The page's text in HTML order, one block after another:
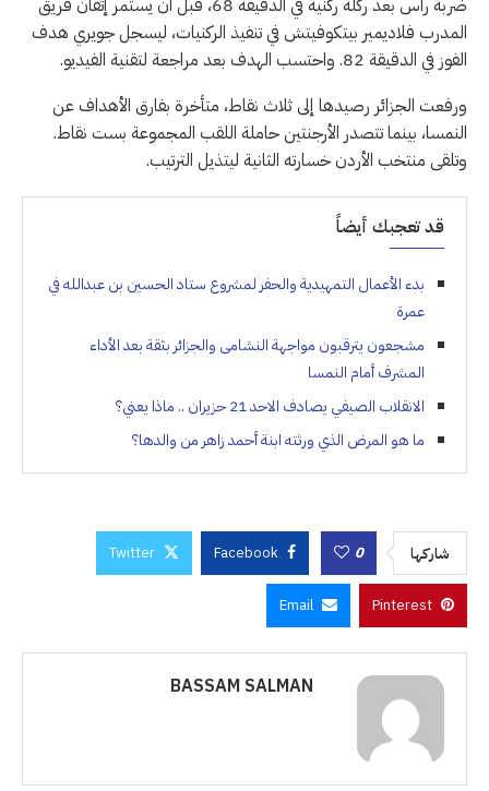
ضربة ⁠رأس بعد ركلة ركنية في الدقيقة 68، قبل أن يستمر إتقان فريق
المدرب ⁠فلاديمير بيتكوفيتش في تنفيذ الركنيات، ليسجل جويري هدف
الفوز في الدقيقة 82. واحتسب الهدف بعد مراجعة لتقنية الفيديو.
ورفعت الجزائر رصيدها إلى ثلاث نقاط، متأخرة بفارق ‌الأهداف عن
النمسا، بينما تتصدر الأرجنتين حاملة اللقب المجموعة ​بست نقاط.
وتلقى منتخب الأردن خسارته الثانية ليتذيل الترتيب.
قد تعجبك أيضاً
بدء الأعمال التمهيدية والحفر لمشروع ستاد الحسين بن عبدالله في
عمرة
مشجعون يترقبون مواجهة النشامى والجزائر بثقة بعد الأداء
المشرف أمام النمسا
الانقلاب الصيفي يصادف الاحد 21 حزيران .. ماذا يعني؟
ما هو المرض الذي ورثته ابنة أحمد زاهر من والدها؟
شاركها 0
Facebook
Twitter
Pinterest
Email
BASSAM SALMAN